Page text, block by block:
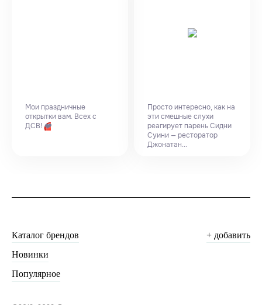
Мои праздничные
открытки вам. Всех с
ДСВ!❤️
Просто интересно, как на
эти смешные слухи
реагирует парень Сидни
Суини — ресторатор
Джонатан...
Каталог брендов
Новинки
Популярное
+ добавить